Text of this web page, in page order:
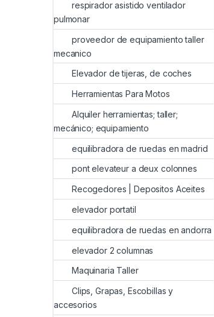
respirador asistido ventilador
pulmonar
proveedor de equipamiento taller
mecanico
Elevador de tijeras, de coches
Herramientas Para Motos
Alquiler herramientas; taller;
mecánico; equipamiento
equilibradora de ruedas en madrid
pont elevateur a deux colonnes
Recogedores | Depositos Aceites
elevador portatil
equilibradora de ruedas en andorra
elevador 2 columnas
Maquinaria Taller
Clips, Grapas, Escobillas y
accesorios